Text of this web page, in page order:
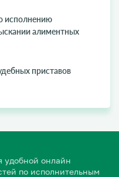
исполнению
алиментных
приставов
удобной онлайн
по исполнительным